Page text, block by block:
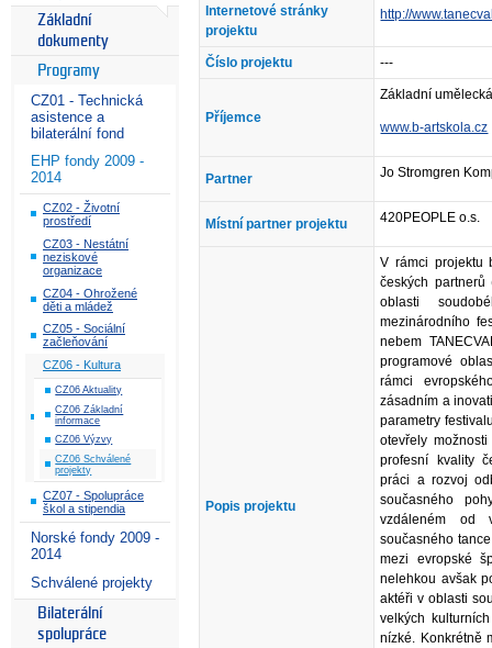
Základní
dokumenty
Programy
CZ01 - Technická
asistence a
bilaterální fond
EHP fondy 2009 -
2014
CZ02 - Životní
prostředí
CZ03 - Nestátní
neziskové
organizace
CZ04 - Ohrožené
děti a mládež
CZ05 - Sociální
začleňování
CZ06 - Kultura
CZ06 Aktuality
CZ06 Základní
informace
CZ06 Výzvy
CZ06 Schválené
projekty
CZ07 - Spolupráce
škol a stipendia
Norské fondy 2009 -
2014
Schválené projekty
Bilaterální
spolupráce
Internetové stránky
projektu
http://
Číslo projektu ---
Příjemce
Základní
www.b-artskola.cz
Partner Jo Stromgren
Místní partner projektu 420PEOPLE o.s.
Popis projektu
V rámci projektu
českých partnerů
oblasti
mezinárodního
nebem
programové
rámci
zásadním a
parametry
otevřely
profesní kvality
práci a rozvoj
současného
vzdáleném od
současného
mezi evropské
nelehkou avšak
aktéři v oblasti
velkých
nízké. Konkrétně